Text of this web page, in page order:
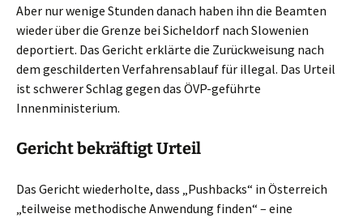
Aber nur wenige Stunden danach haben ihn die Beamten
wieder über die Grenze bei Sicheldorf nach Slowenien
deportiert. Das Gericht erklärte die Zurückweisung nach
dem geschilderten Verfahrensablauf für illegal. Das Urteil
ist schwerer Schlag gegen das ÖVP-geführte
Innenministerium.
Gericht bekräftigt Urteil
Das Gericht wiederholte, dass „Pushbacks“ in Österreich
„teilweise methodische Anwendung finden“ – eine